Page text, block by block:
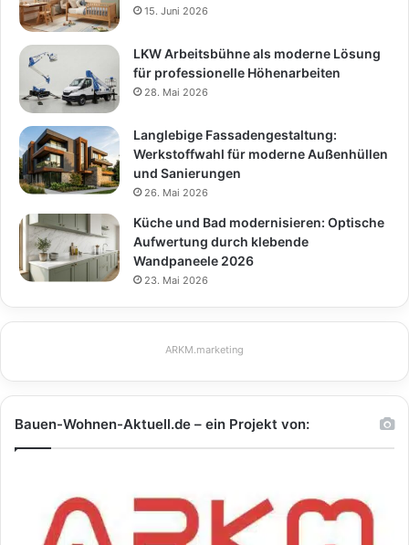
15. Juni 2026
LKW Arbeitsbühne als moderne Lösung
für professionelle Höhenarbeiten
28. Mai 2026
Langlebige Fassadengestaltung:
Werkstoffwahl für moderne Außenhüllen
und Sanierungen
26. Mai 2026
Küche und Bad modernisieren: Optische
Aufwertung durch klebende
Wandpaneele 2026
23. Mai 2026
ARKM.marketing
Bauen-Wohnen-Aktuell.de – ein Projekt von: